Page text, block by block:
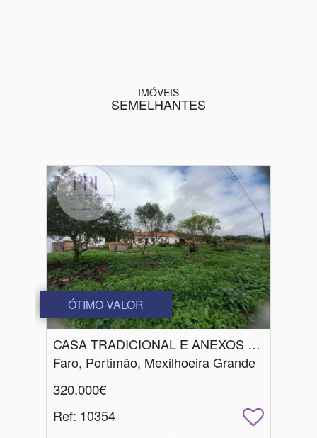
IMÓVEIS
SEMELHANTES
ÓTIMO VALOR
CASA TRADICIONAL E ANEXOS C/ DE TERRENO DE 1680 M2
Faro, Portimão, Mexilhoeira Grande
320.000€
Ref: 10354